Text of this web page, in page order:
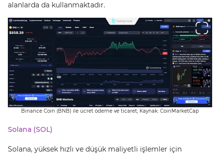
alanlarda da kullanmaktadır.
Binance Coin (BNB) ile ücret ödeme ve ticaret; Kaynak: CoinMarketCap
Solana (SOL)
Solana, yüksek hızlı ve düşük maliyetli işlemler için